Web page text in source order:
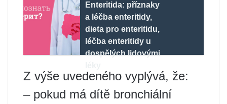
Enteritida: příznaky
a léčba enteritidy,
dieta pro enteritidu,
léčba enteritidy u
dospělých lidovými
Z výše uvedeného vyplývá, že:
– pokud má dítě bronchiální